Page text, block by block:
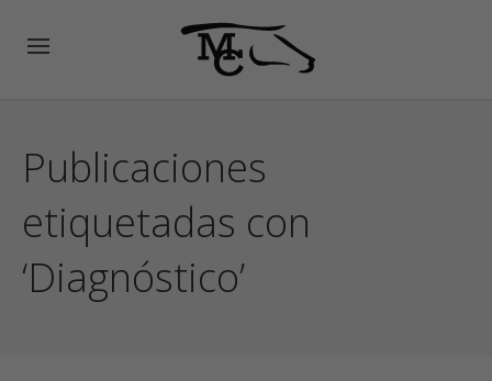
Publicaciones
etiquetadas con
‘Diagnóstico’